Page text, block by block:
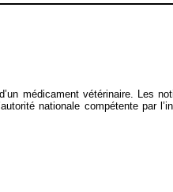
médicament vétérinaire. Les
nationale compétente par